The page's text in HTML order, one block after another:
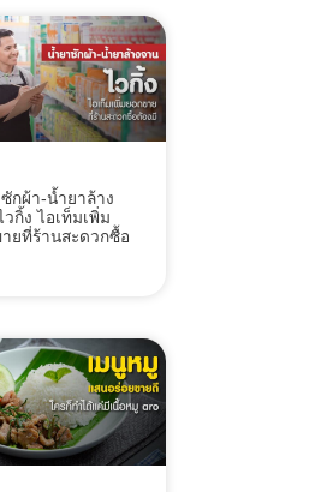
กผ้า-น้ำยาล้าง
วกิ้ง ไอเท็มเพิ่ม
ยที่ร้านสะดวกซื้อ